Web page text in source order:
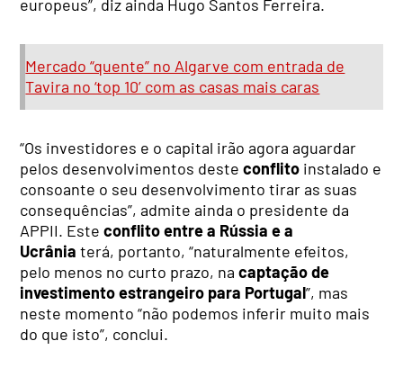
europeus”, diz ainda Hugo Santos Ferreira.
Mercado “quente” no Algarve com entrada de
Tavira no ‘top 10’ com as casas mais caras
“Os investidores e o capital irão agora aguardar
pelos desenvolvimentos desteconflito instalado e
consoante o seu desenvolvimento tirar as suas
consequências”, admite ainda o presidente da
APPII. Esteconflito entre a Rússia e a
Ucrânia terá, portanto, “naturalmente efeitos,
pelo menos no curto prazo, nacaptação de
investimento estrangeiro para Portugal”, mas
neste momento “não podemos inferir muito mais
do que isto”, conclui.